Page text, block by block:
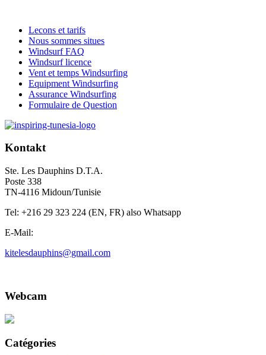
Lecons et tarifs
Nous sommes situes
Windsurf FAQ
Windsurf licence
Vent et temps Windsurfing
Equipment Windsurfing
Assurance Windsurfing
Formulaire de Question
Kontakt
Ste. Les Dauphins D.T.A.
Poste 338
TN-4116 Midoun/Tunisie
Tel: +216 29 323 224 (EN, FR) also Whatsapp
E-Mail:
kitelesdauphins@gmail.com
Webcam
Catégories